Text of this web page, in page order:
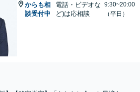
からも相
談受付中
電話・ビデオな
ど)は応相談
9:30~20:00
（平日）